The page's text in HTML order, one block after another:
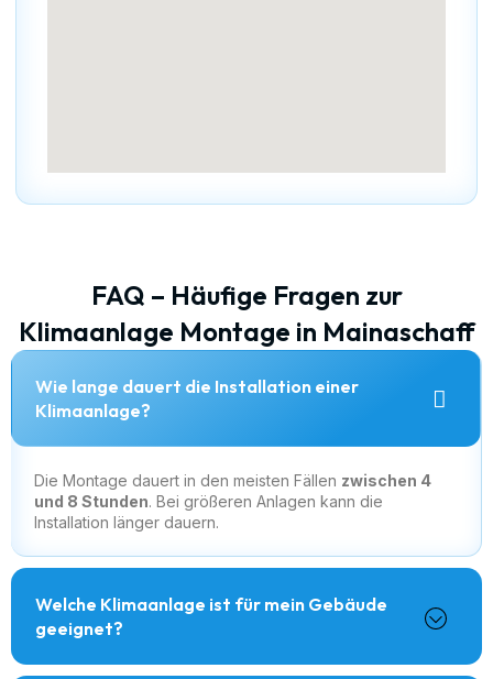
FAQ – Häufige Fragen zur
Klimaanlage Montage in Mainaschaff
Wie lange dauert die Installation einer
Klimaanlage?
Die Montage dauert in den meisten Fällen zwischen 4
und 8 Stunden. Bei größeren Anlagen kann die
Installation länger dauern.
Welche Klimaanlage ist für mein Gebäude
geeignet?